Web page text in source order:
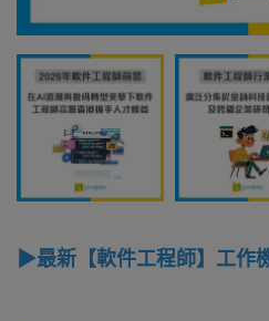
▶最新【軟件工程師】工作